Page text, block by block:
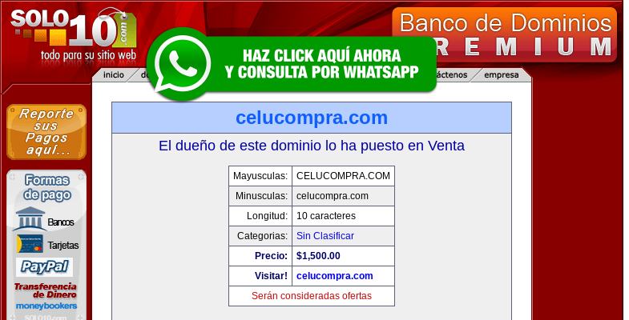
celucompra.com
El dueño de este dominio lo ha puesto en Venta
Mayusculas:
CELUCOMPRA.COM
Minusculas:
celucompra.com
Longitud:
10 caracteres
Categorias:
Sin Clasificar
Precio:
$1,500.00
Visitar!
celucompra.com
Serán consideradas ofertas